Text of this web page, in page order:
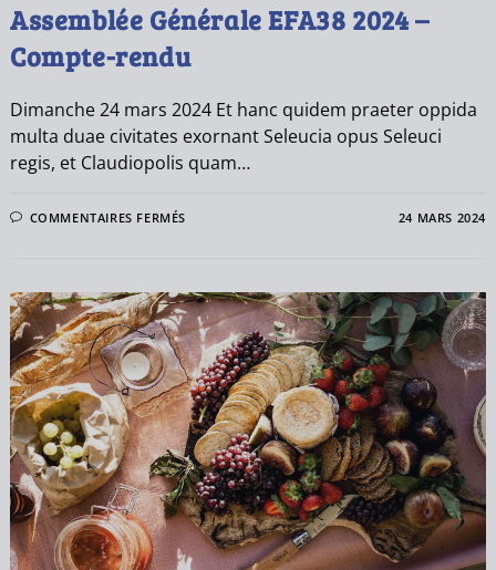
Assemblée Générale EFA38 2024 –
Compte-rendu
Dimanche 24 mars 2024 Et hanc quidem praeter oppida
multa duae civitates exornant Seleucia opus Seleuci
regis, et Claudiopolis quam…
COMMENTAIRES FERMÉS 24 MARS 2024